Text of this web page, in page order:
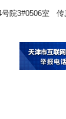
号院3#0506室